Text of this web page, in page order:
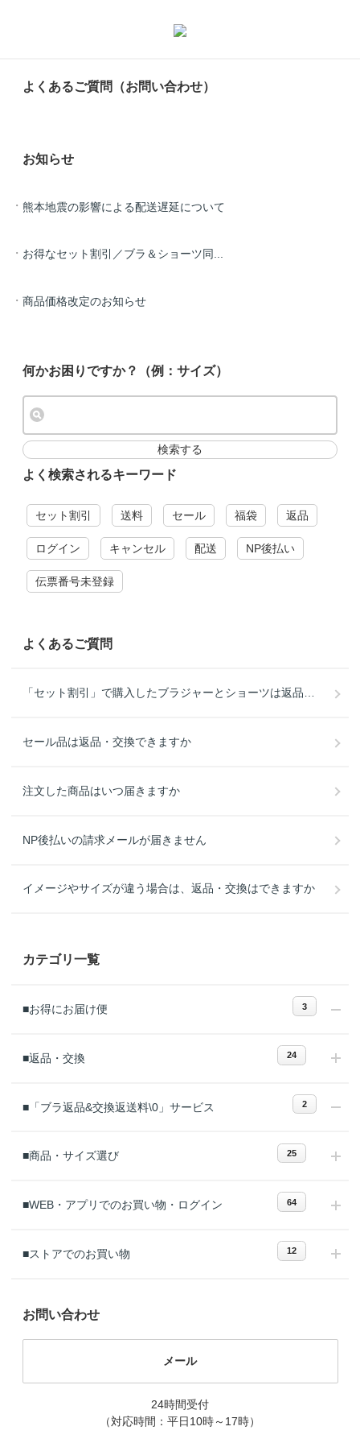
よくあるご質問（お問い合わせ）
お知らせ
熊本地震の影響による配送遅延について
お得なセット割引／ブラ＆ショーツ同...
商品価格改定のお知らせ
何かお困りですか？（例：サイズ）
検索する
よく検索されるキーワード
セット割引 送料 セール 福袋 返品
ログイン キャンセル 配送 NP後払い
伝票番号未登録
よくあるご質問
「セット割引」で購入したブラジャーとショーツは返品・交換できますか
セール品は返品・交換できますか
注文した商品はいつ届きますか
NP後払いの請求メールが届きません
イメージやサイズが違う場合は、返品・交換はできますか
カテゴリ一覧
■お得にお届け便 3
■返品・交換 24
■「ブラ返品&交換返送料\0」サービス 2
■商品・サイズ選び 25
■WEB・アプリでのお買い物・ログイン 64
■ストアでのお買い物 12
お問い合わせ
メール
24時間受付
（対応時間：平日10時～17時）